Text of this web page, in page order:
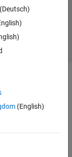
(Deutsch)
(English)